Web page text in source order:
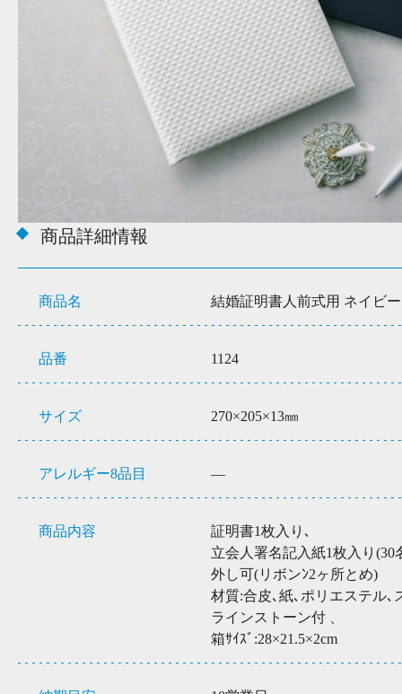
商品詳細情報
商品名 結婚証明書人前式用 ネイビー
品番 1124
サイズ 270×205×13㎜
アレルギー8品目 ―
商品内容
証明書1枚入り､
立会人署名記入紙1枚入り
外し可(リボンﾝ2ヶ所とめ)
材質:合皮､紙､ポリエステル､
ラインストーン付 、
箱ｻｲｽﾞ:28×21.5×2cm